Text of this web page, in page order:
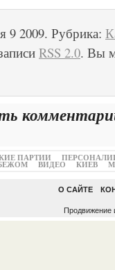
9 2009. Рубрика:
RSS 2.0. Вы
ПАРТИИ
ВИДЕО КИЕВ
О САЙТЕ
Продвижение